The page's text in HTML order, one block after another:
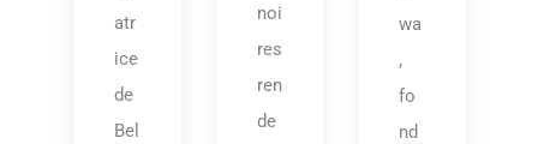
atr
ice
de
Bel
noi
res
ren
de
wa
,
fo
nd